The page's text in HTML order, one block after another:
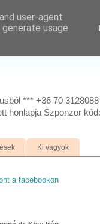
*** +36 70
honlapja Szponzor kód:
Ki vagyok
a facebookon
user-agent
usage